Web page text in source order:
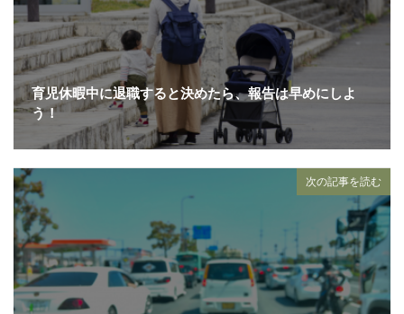
育児休暇中に退職すると決めたら、報告は早めにしよ
う！
次の記事を読む